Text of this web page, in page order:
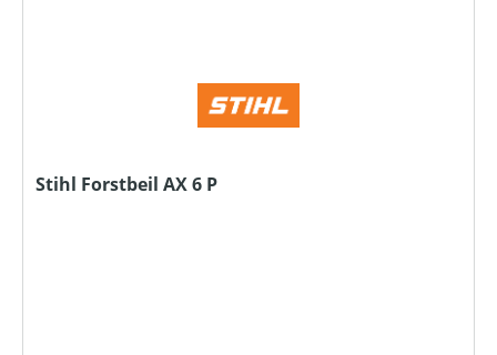
Stihl Forstbeil AX 6 P